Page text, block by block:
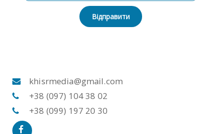
Відправити
khisrmedia@gmail.com
+38 (097) 104 38 02
+38 (099) 197 20 30